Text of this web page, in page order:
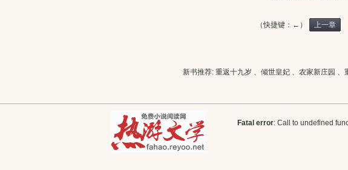
（快捷键：←） 上一章
新书推荐: 重返十九岁 、 倾世皇妃、 农家新庄园 、
Fatal error: Call to undefined